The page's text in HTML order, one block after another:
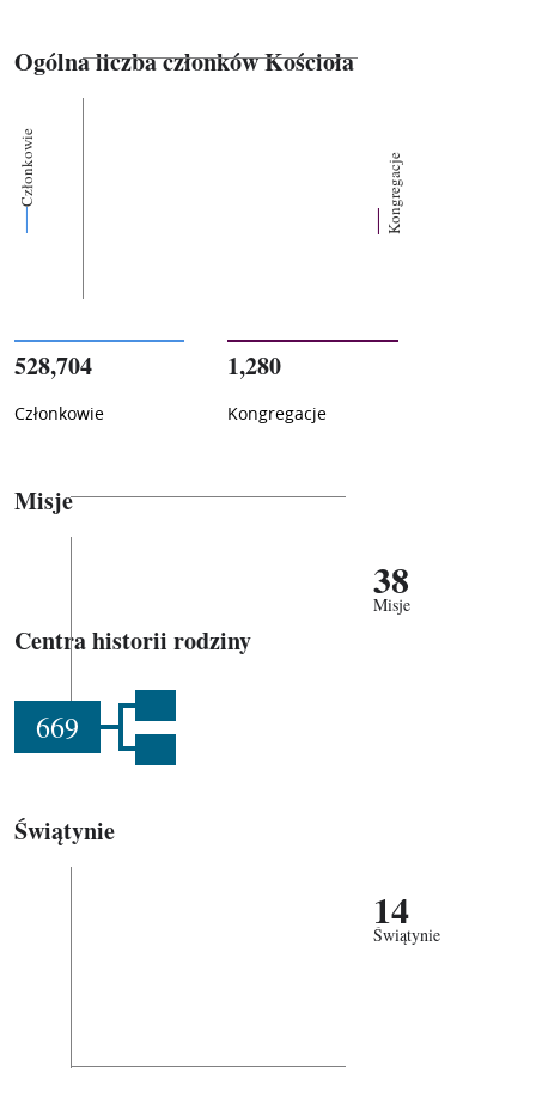
Ogólna liczba członków Kościoła
Członkowie Kongregacje
528,704
Członkowie
1,280
Kongregacje
Misje
38
Misje
Centra historii rodziny
669
Świątynie
14
Świątynie